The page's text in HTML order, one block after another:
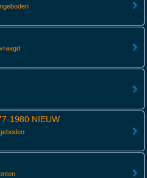
1980 NIEUW